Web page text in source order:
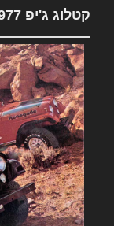
קטלוג ג'יפ 1977